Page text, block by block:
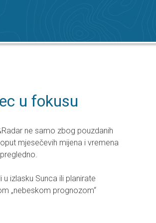
u fokusu
ne samo zbog pouzdanih
mjesečevih mijena i vremena
izlasku Sunca ili planirate
„nebeskom prognozom“